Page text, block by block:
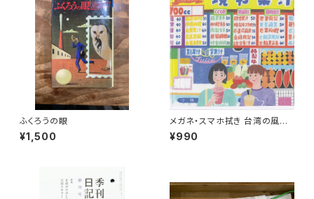
ふくろうの眼
¥1,500
メガネ・スマホ拭き 台湾の風景
（ジューススタンド）
¥990